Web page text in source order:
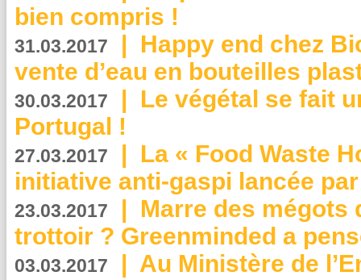
bien compris !
31.03.2017 | Happy end chez
vente d’eau en bouteilles
30.03.2017 | Le végétal se fait
Portugal !
27.03.2017 | La « Food Waste
initiative anti-gaspi lancée
23.03.2017 | Marre des mégots
trottoir ? Greenminded a
03.03.2017 | Au Ministère de